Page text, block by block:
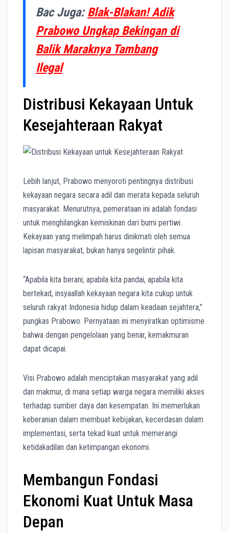
Bac Juga:Blak-Blakan! Adik
Prabowo Ungkap Bekingan di
Balik Maraknya Tambang
Ilegal
Distribusi Kekayaan Untuk
Kesejahteraan Rakyat
Lebih lanjut, Prabowo menyoroti pentingnya distribusi
kekayaan negara secara adil dan merata kepada seluruh
masyarakat. Menurutnya, pemerataan ini adalah fondasi
untuk menghilangkan kemiskinan dari bumi pertiwi.
Kekayaan yang melimpah harus dinikmati oleh semua
lapisan masyarakat, bukan hanya segelintir pihak.
“Apabila kita berani, apabila kita pandai, apabila kita
bertekad, insyaallah kekayaan negara kita cukup untuk
seluruh rakyat Indonesia hidup dalam keadaan sejahtera,”
pungkas Prabowo. Pernyataan ini menyiratkan optimisme
bahwa dengan pengelolaan yang benar, kemakmuran
dapat dicapai.
Visi Prabowo adalah menciptakan masyarakat yang adil
dan makmur, di mana setiap warga negara memiliki akses
terhadap sumber daya dan kesempatan. Ini memerlukan
keberanian dalam membuat kebijakan, kecerdasan dalam
implementasi, serta tekad kuat untuk memerangi
ketidakadilan dan ketimpangan ekonomi.
Membangun Fondasi
Ekonomi Kuat Untuk Masa
Depan